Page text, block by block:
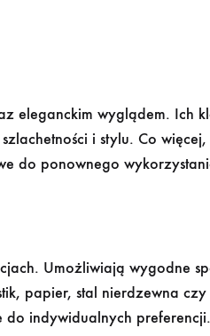
eleganckim wyglądem. Ich
i stylu. Co więcej,
do ponownego
Umożliwiają wygodne
papier, stal nierdzewna
indywidualnych preferencji.